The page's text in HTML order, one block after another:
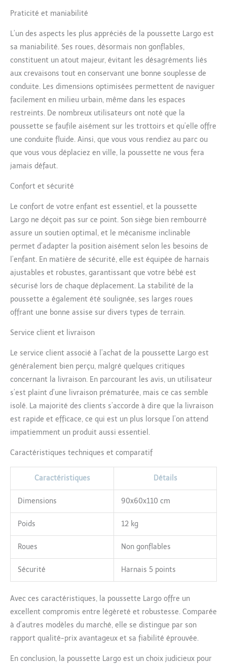
Praticité et maniabilité
L’un des aspects les plus appréciés de la poussette Largo est
sa maniabilité. Ses roues, désormais non gonflables,
constituent un atout majeur, évitant les désagréments liés
aux crevaisons tout en conservant une bonne souplesse de
conduite. Les dimensions optimisées permettent de naviguer
facilement en milieu urbain, même dans les espaces
restreints. De nombreux utilisateurs ont noté que la
poussette se faufile aisément sur les trottoirs et qu’elle offre
une conduite fluide. Ainsi, que vous vous rendiez au parc ou
que vous vous déplaciez en ville, la poussette ne vous fera
jamais défaut.
Confort et sécurité
Le confort de votre enfant est essentiel, et la poussette
Largo ne déçoit pas sur ce point. Son siège bien rembourré
assure un soutien optimal, et le mécanisme inclinable
permet d’adapter la position aisément selon les besoins de
l’enfant. En matière de sécurité, elle est équipée de harnais
ajustables et robustes, garantissant que votre bébé est
sécurisé lors de chaque déplacement. La stabilité de la
poussette a également été soulignée, ses larges roues
offrant une bonne assise sur divers types de terrain.
Service client et livraison
Le service client associé à l’achat de la poussette Largo est
généralement bien perçu, malgré quelques critiques
concernant la livraison. En parcourant les avis, un utilisateur
s’est plaint d’une livraison prématurée, mais ce cas semble
isolé. La majorité des clients s’accorde à dire que la livraison
est rapide et efficace, ce qui est un plus lorsque l’on attend
impatiemment un produit aussi essentiel.
Caractéristiques techniques et comparatif
Caractéristiques Détails
Dimensions 90x60x110 cm
Poids 12 kg
Roues Non gonflables
Sécurité Harnais 5 points
Avec ces caractéristiques, la poussette Largo offre un
excellent compromis entre légèreté et robustesse. Comparée
à d’autres modèles du marché, elle se distingue par son
rapport qualité-prix avantageux et sa fiabilité éprouvée.
En conclusion, la poussette Largo est un choix judicieux pour